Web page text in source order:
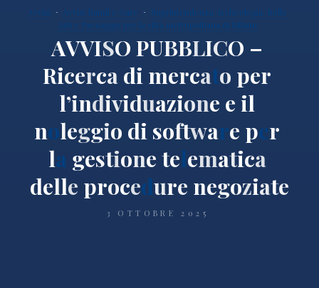
Avvisi Avvisi Bandi e Gare
Soprintendenza Archeologia, Belle
Arti e Paesaggio per la città metropolitana di Milano
AVVISOPUBBLICO –
Ricercadi mercato per
l’individuazione e il
noleggio di software per
la gestionetelematica
delle procedure negoziate
3 OTTOBRE 2025